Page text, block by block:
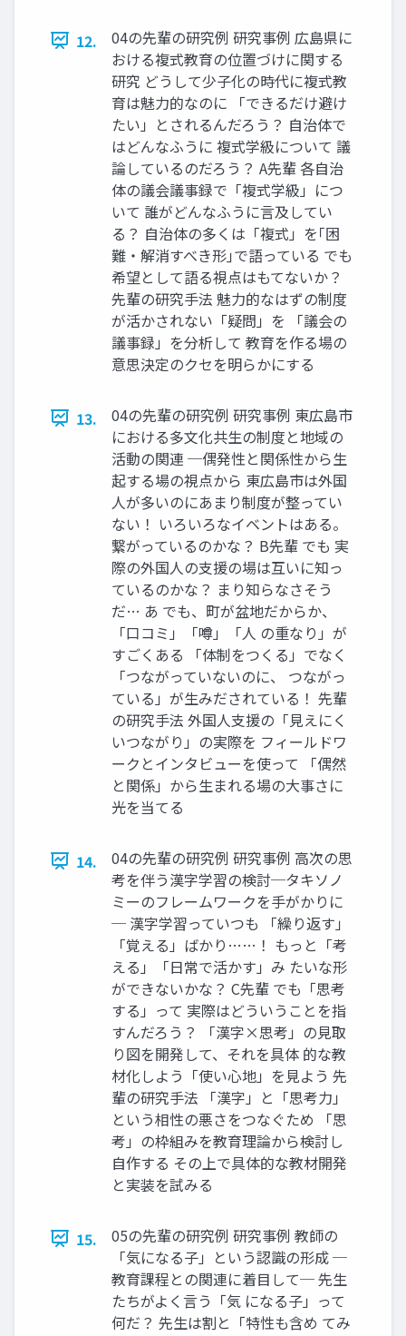
12.
04の先輩の研究例 研究事例 広島県に
おける複式教育の位置づけに関する
研究 どうして少子化の時代に複式教
育は魅力的なのに 「できるだけ避け
たい」とされるんだろう？ 自治体で
はどんなふうに 複式学級について 議
論しているのだろう？ A先輩 各自治
体の議会議事録で「複式学級」につ
いて 誰がどんなふうに言及してい
る？ 自治体の多くは「複式」を｢困
難・解消すべき形｣で語っている でも
希望として語る視点はもてないか？
先輩の研究手法 魅力的なはずの制度
が活かされない「疑問」を 「議会の
議事録」を分析して 教育を作る場の
意思決定のクセを明らかにする
13.
04の先輩の研究例 研究事例 東広島市
における多文化共生の制度と地域の
活動の関連 ─偶発性と関係性から生
起する場の視点から 東広島市は外国
人が多いのにあまり制度が整ってい
ない！ いろいろなイベントはある。
繋がっているのかな？ B先輩 でも 実
際の外国人の支援の場は互いに知っ
ているのかな？ まり知らなさそう
だ… あ でも、町が盆地だからか、
「口コミ」「噂」「人 の重なり」が
すごくある 「体制をつくる」でなく
「つながっていないのに、 つながっ
ている」が生みだされている！ 先輩
の研究手法 外国人支援の「見えにく
いつながり」の実際を フィールドワ
ークとインタビューを使って 「偶然
と関係」から生まれる場の大事さに
光を当てる
14.
04の先輩の研究例 研究事例 高次の思
考を伴う漢字学習の検討─タキソノ
ミーのフレームワークを手がかりに
─ 漢字学習っていつも 「繰り返す」
「覚える」ばかり……！ もっと「考
える」「日常で活かす」み たいな形
ができないかな？ C先輩 でも「思考
する」って 実際はどういうことを指
すんだろう？ 「漢字×思考」の見取
り図を開発して、それを具体 的な教
材化しよう「使い心地」を見よう 先
輩の研究手法 「漢字」と「思考力」
という相性の悪さをつなぐため 「思
考」の枠組みを教育理論から検討し
自作する その上で具体的な教材開発
と実装を試みる
15.
05の先輩の研究例 研究事例 教師の
「気になる子」という認識の形成 ─
教育課程との関連に着目して─ 先生
たちがよく言う「気 になる子」って
何だ？ 先生は割と「特性も含め てみ